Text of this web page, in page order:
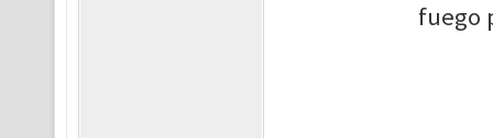
fuego